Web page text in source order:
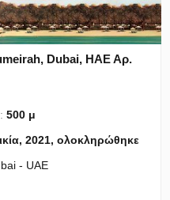
Dubai, ΗΑΕ Αρ.
500 μ
2021, ολοκληρώθηκε
- UAE